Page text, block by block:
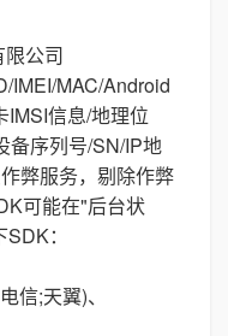
公司
IMEI/MAC/Android
IMSI信息/地理位
备序列号/SN/IP地
弊服务，剔除作弊
可能在"后台状
：
信;天翼)、